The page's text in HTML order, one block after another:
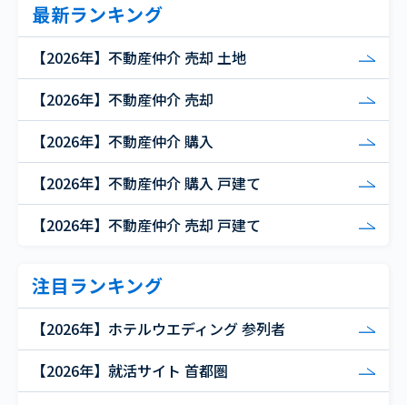
最新ランキング
【2026年】不動産仲介 売却 土地
【2026年】不動産仲介 売却
【2026年】不動産仲介 購入
【2026年】不動産仲介 購入 戸建て
【2026年】不動産仲介 売却 戸建て
注目ランキング
【2026年】ホテルウエディング 参列者
【2026年】就活サイト 首都圏